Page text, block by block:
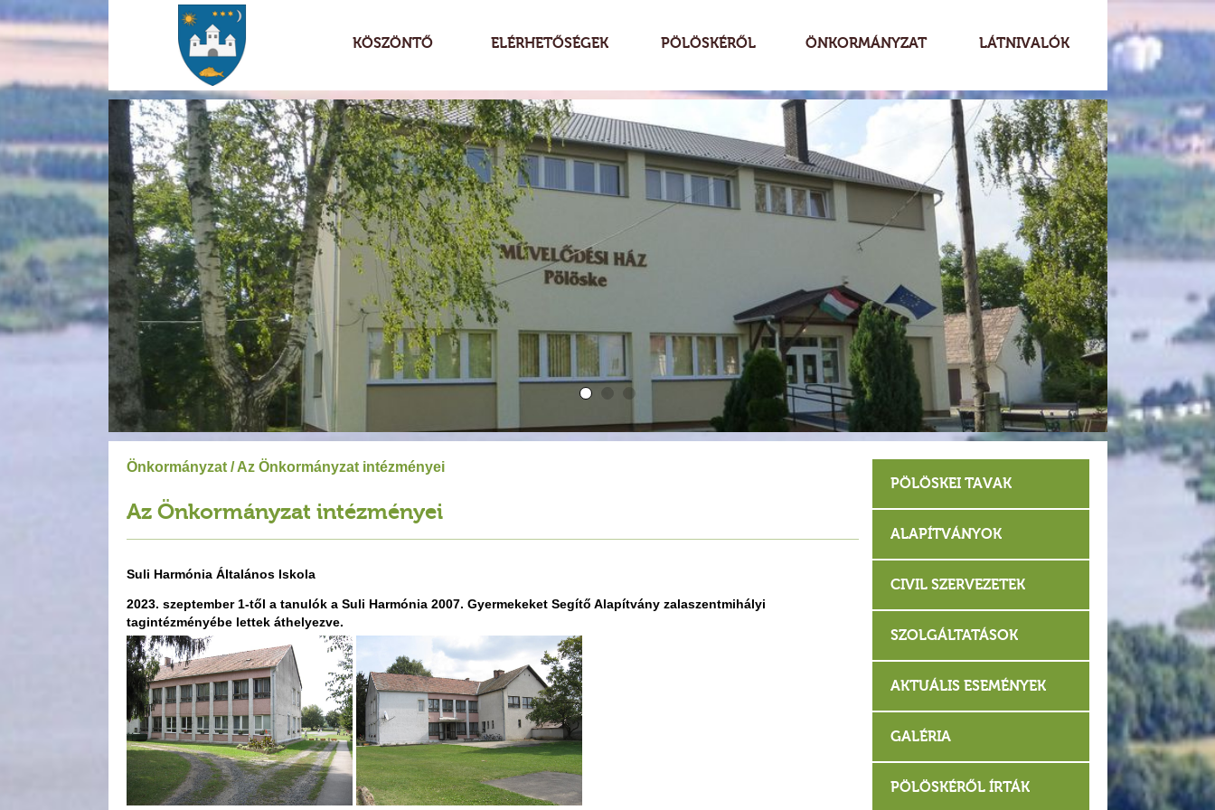
KÖSZÖNTŐ ELÉRHETŐSÉGEK PÖLÖSKÉRŐL ÖNKORMÁNYZAT LÁTNIVALÓK
Önkormányzat/ Az Önkormányzat intézményei
Az Önkormányzat intézményei
Suli Harmónia Általános Iskola
2023. szeptember 1-től a tanulók a Suli Harmónia 2007. Gyermekeket Segítő Alapítvány zalaszentmihályi
tagintézményébe lettek áthelyezve.
PÖLÖSKEI TAVAK
ALAPÍTVÁNYOK
CIVIL SZERVEZETEK
SZOLGÁLTATÁSOK
AKTUÁLIS ESEMÉNYEK
GALÉRIA
PÖLÖSKÉRŐL ÍRTÁK